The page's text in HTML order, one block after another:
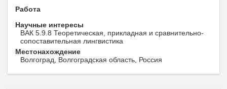
Работа
Научные интересы
ВАК 5.9.8 Теоретическая, прикладная и сравнительно-
сопоставительная лингвистика
Местонахождение
Волгоград, Волгоградская область, Россия